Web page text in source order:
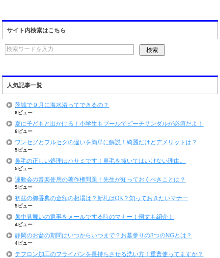
サイト内検索はこちら
人気記事一覧
茨城で９月に海水浴ってできるの？
6ビュー
夏に子どもと出かける！小学生もプールでビーチサンダルが必須だよ！
6ビュー
ワンセグとフルセグの違いを簡単に解説！綺麗だけどデメリットは？
5ビュー
鼻毛の正しい処理はハサミです！鼻毛を抜いてはいけない理由。
5ビュー
運動会の音楽使用の著作権問題！先生が知っておくべきことは？
5ビュー
初盆の御香典の金額の相場は？新札はOK？知っておきたいマナー
5ビュー
暑中見舞いの返事をメールでする時のマナー！例文も紹介！
4ビュー
静岡のお盆の期間はいつからいつまで？お墓参りの3つのNGとは？
4ビュー
テフロン加工のフライパンを長持ちさせる洗い方！重曹使ってますか？